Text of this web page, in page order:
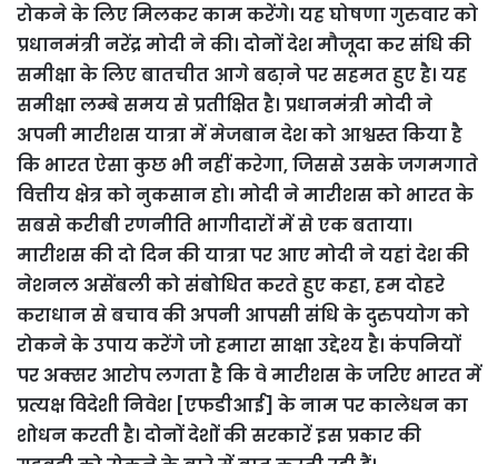
रोकने के लिए मिलकर काम करेंगे। यह घोषणा गुरुवार को
प्रधानमंत्री नरेंद्र मोदी ने की। दोनों देश मौजूदा कर संधि की
समीक्षा के लिए बातचीत आगे बढा़ने पर सहमत हुए है। यह
समीक्षा लम्बे समय से प्रतीक्षित है। प्रधानमंत्री मोदी ने
अपनी मारीशस यात्रा में मेजबान देश को आश्वस्त किया है
कि भारत ऐसा कुछ भी नहीं करेगा, जिससे उसके जगमगाते
वित्तीय क्षेत्र को नुकसान हो। मोदी ने मारीशस को भारत के
सबसे करीबी रणनीति भागीदारों में से एक बताया।
मारीशस की दो दिन की यात्रा पर आए मोदी ने यहां देश की
नेशनल असेंबली को संबोधित करते हुए कहा, हम दोहरे
कराधान से बचाव की अपनी आपसी संधि के दुरुपयोग को
रोकने के उपाय करेंगे जो हमारा साक्षा उद्देश्य है। कंपनियों
पर अक्सर आरोप लगता है कि वे मारीशस के जरिए भारत में
प्रत्यक्ष विदेशी निवेश [एफडीआई] के नाम पर कालेधन का
शोधन करती है। दोनों देशों की सरकारें इस प्रकार की